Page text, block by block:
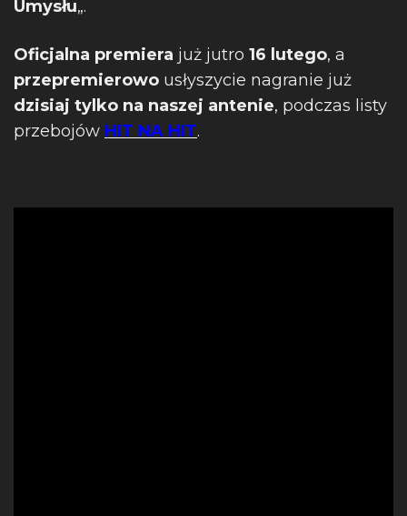
Umysłu„.
Oficjalna premiera już jutro 16 lutego, a
przepremierowo usłyszycie nagranie już
dzisiaj tylko na naszej antenie, podczas listy
przebojów HIT NA HIT.